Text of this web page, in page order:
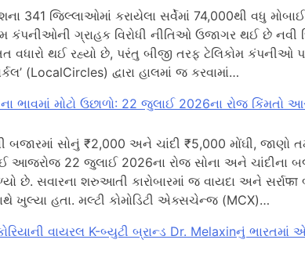
દેશના 341 જિલ્લાઓમાં કરાયેલા સર્વેમાં 74,000થી વધુ
કંપનીઓની ગ્રાહક વિરોધી નીતિઓ ઉજાગર થઈ છે નવી
વધારો થઈ રહ્યો છે, પરંતુ બીજી તરફ ટેલિકોમ કંપનીઓ
(LocalCircles) દ્વારા હાલમાં જ કરવામાં…
ભાવમાં મોટો ઉછાળો: 22 જુલાઈ 2026ના રોજ કિંમતો
બજારમાં સોનું ₹2,000 અને ચાંદી ₹5,000 મોંઘી, જાણો
આજરોજ 22 જુલાઈ 2026ના રોજ સોના અને ચાંદીના
છે. સવારના શરુઆતી કારોબારમાં જ વાયદા અને
ખુલ્યા હતા. મલ્ટી કોમોડિટી એક્સચેન્જ (MCX)…
કોરિયાની વાયરલ K-બ્યુટી બ્રાન્ડ Dr. Melaxinનું